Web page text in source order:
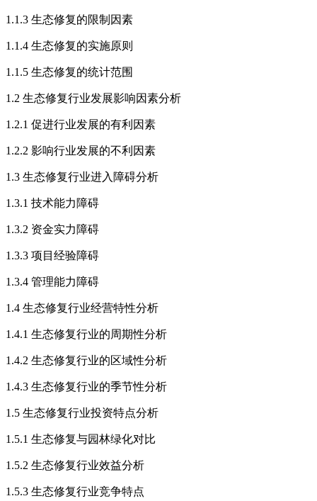
1.1.3 生态修复的限制因素
1.1.4 生态修复的实施原则
1.1.5 生态修复的统计范围
1.2 生态修复行业发展影响因素分析
1.2.1 促进行业发展的有利因素
1.2.2 影响行业发展的不利因素
1.3 生态修复行业进入障碍分析
1.3.1 技术能力障碍
1.3.2 资金实力障碍
1.3.3 项目经验障碍
1.3.4 管理能力障碍
1.4 生态修复行业经营特性分析
1.4.1 生态修复行业的周期性分析
1.4.2 生态修复行业的区域性分析
1.4.3 生态修复行业的季节性分析
1.5 生态修复行业投资特点分析
1.5.1 生态修复与园林绿化对比
1.5.2 生态修复行业效益分析
1.5.3 生态修复行业竞争特点